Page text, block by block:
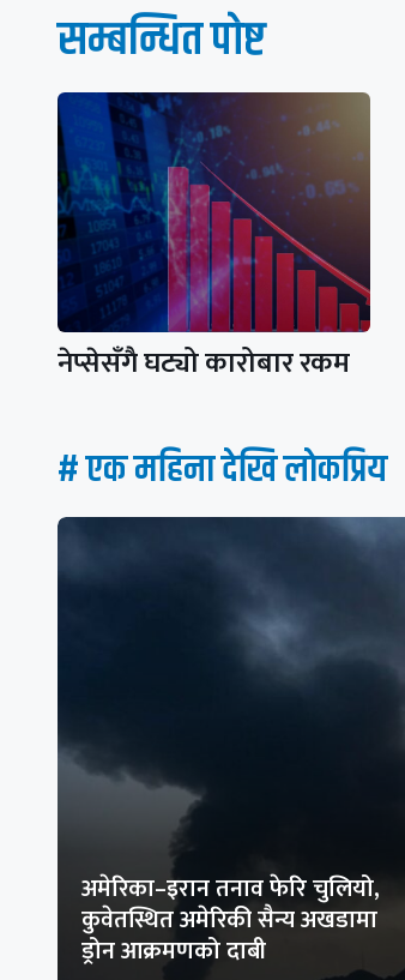
सम्बन्धित पाेष्ट
नेप्सेसँगै घट्यो कारोबार रकम
# एक महिना देखि लाेकप्रिय
अमेरिका–इरान तनाव फेरि चुलियो,
कुवेतस्थित अमेरिकी सैन्य अखडामा
ड्रोन आक्रमणको दाबी